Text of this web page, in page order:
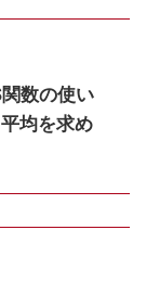
数の使い
均を求め